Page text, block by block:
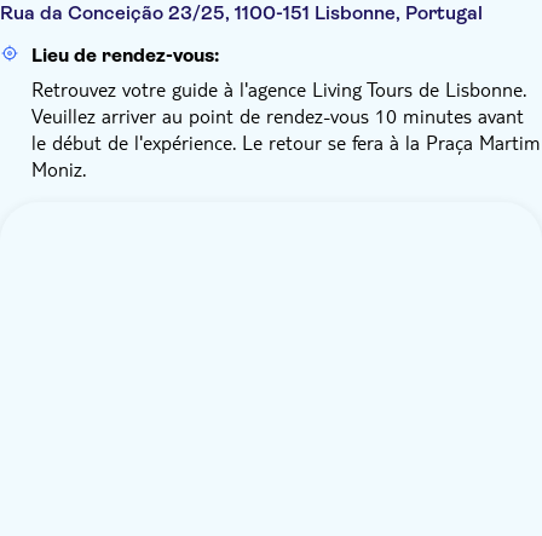
Rua da Conceição 23/25, 1100-151 Lisbonne, Portugal
Lieu de rendez-vous:
Retrouvez votre guide à l'agence Living Tours de Lisbonne.
Veuillez arriver au point de rendez-vous 10 minutes avant
le début de l'expérience. Le retour se fera à la Praça Martim
Moniz.